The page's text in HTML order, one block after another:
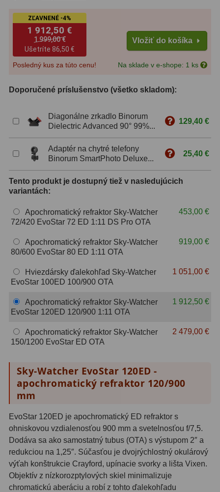
ZOOM12
ED a Flat Field12
S mriežkou
Filtre 181
Mesačné a polarizačné23
CLS a UHC
Širokopásmové2
Hβ4
SII 2
Farebné66
Astro príslušenstvo175
Okulárové výťahy a ostrenie 1
Hľadáčiky
Binohlavy3
Kolimátory22
Svietidlá5
Čistiace prostriedky 28
ZĽAVNENÉ -4%
1 912,50 €
1 999,00 €
Ušetríte 86,50 €
Vložiť do košíka
Posledný kus za túto cenu! Na sklade v e-shope: 1 ks
Doporučené príslušenstvo (všetko skladom):
Diagonálne zrkadlo Binorum
Dielectric Advanced 90° 99%...
129,40 €
Adaptér na chytré telefony
Binorum SmartPhoto Deluxe...
25,40 €
Tento produkt je dostupný tiež v nasledujúcich
variantách:
Apochromatický refraktor Sky-Watcher
72/420 EvoStar 72 ED 1:11 DS Pro OTA
453,00 €
Apochromatický refraktor Sky-Watcher
80/600 EvoStar 80 ED 1:11 OTA
919,00 €
Hviezdársky ďalekohľad Sky-Watcher
EvoStar 100ED 100/900 OTA
1 051,00 €
Apochromatický refraktor Sky-Watcher
EvoStar 120ED 120/900 1:11 OTA
1 912,50 €
Apochromatický refraktor Sky-Watcher
150/1200 EvoStar ED OTA
2 479,00 €
Sky-Watcher EvoStar 120ED -
apochromatický refraktor 120/900
mm
EvoStar 120ED je apochromatický ED refraktor s
ohniskovou vzdialenosťou 900 mm a svetelnosťou f/7,5.
Dodáva sa ako samostatný tubus (OTA) s výstupom 2″ a
redukciou na 1,25″. Súčasťou je dvojrýchlostný okulárový
výťah konštrukcie Crayford, upínacie svorky a lišta Vixen.
Objektív z nízkorozptylových skiel minimalizuje
chromatickú aberáciu a robí z tohto ďalekohľadu